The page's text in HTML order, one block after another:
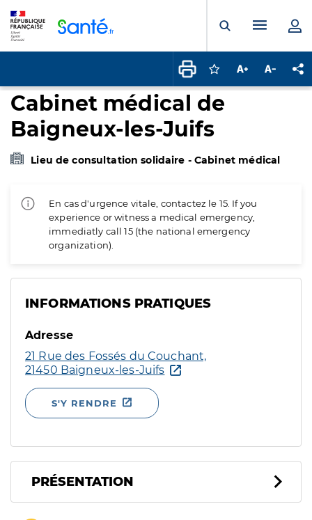
Ouvrir laMenu
Connectez-vous
Augmenter la
Cabinet médical de
Baigneux-les-Juifs
Lieu de consultation solidaire - Cabinet médical
En cas d'urgence vitale, contactez le 15. If you
experience or witness a medical emergency,
immediatly call 15 (the national emergency
organization).
INFORMATIONS PRATIQUES
Adresse
21 Rue des Fossés du Couchant,
21450 Baigneux-les-Juifs
S'Y RENDRE
PRÉSENTATION